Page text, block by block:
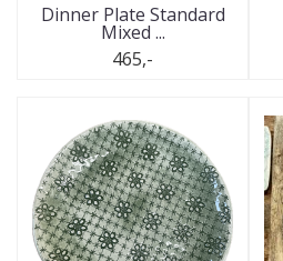
Dinner Plate Standard
Mixed ...
465,-